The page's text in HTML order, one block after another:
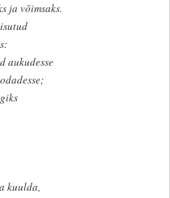
ja võimsaks.
aukudesse
kuulda,